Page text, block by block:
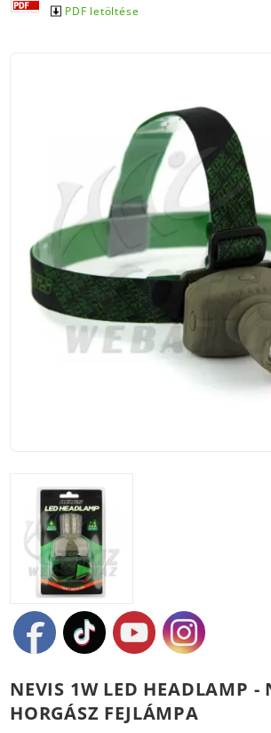
PDF letöltése
NEVIS 1W LED HEADLAMP -
HORGÁSZ FEJLÁMPA